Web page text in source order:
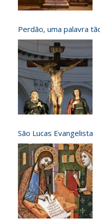
Perdão, uma palavra
São Lucas Evangelista